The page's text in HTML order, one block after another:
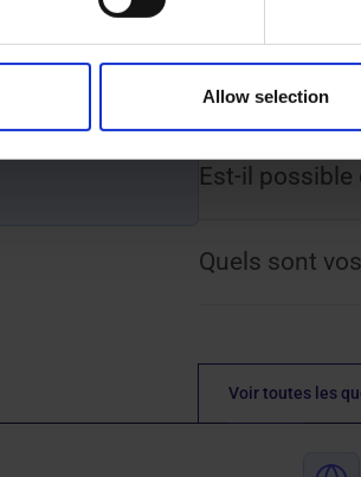
site with our social media,
provided to them or that they’ve collected
Allow selection
ou par e-mail
Est-il possible
Quels sont
Voir toutes les